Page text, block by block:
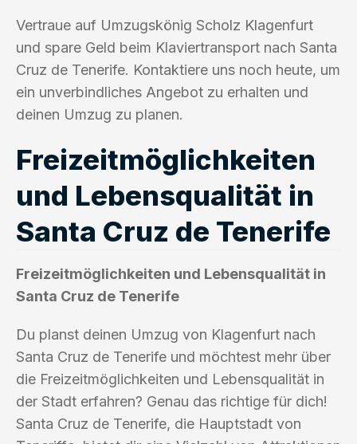
Vertraue auf Umzugskönig Scholz Klagenfurt
und spare Geld beim Klaviertransport nach Santa
Cruz de Tenerife. Kontaktiere uns noch heute, um
ein unverbindliches Angebot zu erhalten und
deinen Umzug zu planen.
Freizeitmöglichkeiten
und Lebensqualität in
Santa Cruz de Tenerife
Freizeitmöglichkeiten und Lebensqualität in
Santa Cruz de Tenerife
Du planst deinen Umzug von Klagenfurt nach
Santa Cruz de Tenerife und möchtest mehr über
die Freizeitmöglichkeiten und Lebensqualität in
der Stadt erfahren? Genau das richtige für dich!
Santa Cruz de Tenerife, die Hauptstadt von